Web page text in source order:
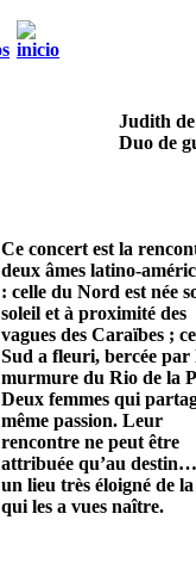
Judith
Duo de
Ce concert est la
deux âmes latino-
: celle du Nord est née
soleil et à proximité des
vagues des Caraïbes ;
Sud a fleuri, bercée par
murmure du Rio de la
Deux femmes qui
même passion. Leur
rencontre ne peut être
attribuée qu’au
un lieu très éloigné de
qui les a vues naître.